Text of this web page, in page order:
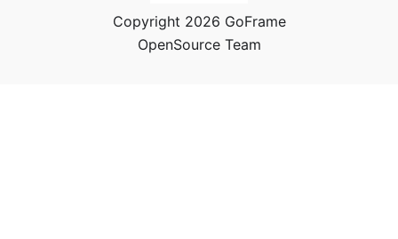
Copyright 2026 GoFrame
OpenSource Team